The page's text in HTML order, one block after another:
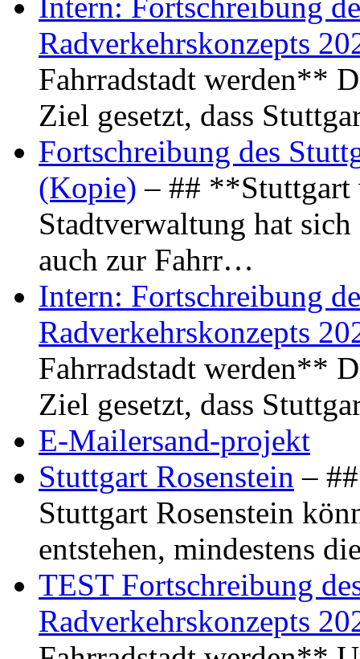
Radverkehrskonzepts
Fahrradstadt werden**
Ziel gesetzt, dass
Fortschreibung des
(Kopie) – ## **Stuttgart
Stadtverwaltung hat
auch zur Fahrr…
Intern: Fortschreibung
Radverkehrskonzepts
Fahrradstadt werden**
Ziel gesetzt, dass
E-Mailersand-projekt
Stuttgart Rosenstein –
Stuttgart Rosenstein
entstehen, mindestens
TEST Fortschreibung
Radverkehrskonzepts